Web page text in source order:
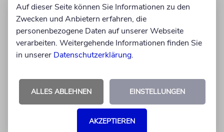
BERLIN
Iris Berben erhält Deutschen
Kulturpolitikpreis
Die Schauspielerin steht nicht nur vor der
Auf dieser Seite können Sie Informationen zu den
Zwecken und Anbietern erfahren, die
personenbezogene Daten auf unserer Webseite
verarbeiten. Weitergehende Informationen finden Sie
in unserer Datenschutzerklärung.
ALLES ABLEHNEN EINSTELLUNGEN
AKZEPTIEREN